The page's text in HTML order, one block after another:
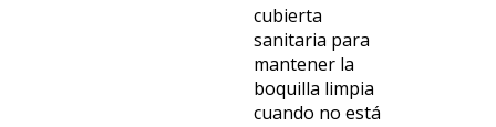
cubierta
sanitaria para
mantener la
boquilla limpia
cuando no está